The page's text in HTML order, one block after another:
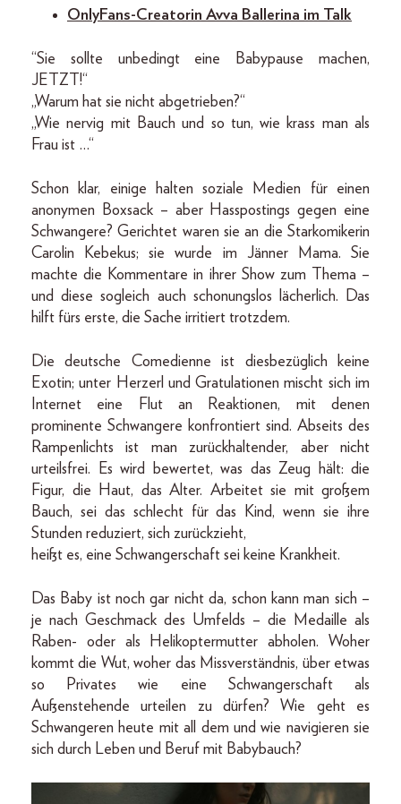
OnlyFans-Creatorin Avva Ballerina im Talk
“Sie sollte unbedingt eine Babypause machen,
JETZT!“
„Warum hat sie nicht abgetrieben?“
„Wie nervig mit Bauch und so tun, wie krass man als
Frau ist …“
Schon klar, einige halten soziale Medien für einen
anonymen Boxsack – aber Hasspostings gegen eine
Schwangere? Gerichtet waren sie an die Starkomikerin
Carolin Kebekus; sie wurde im Jänner Mama. Sie
machte die Kommentare in ihrer Show zum Thema –
und diese sogleich auch schonungslos lächerlich. Das
hilft fürs erste, die Sache irritiert trotzdem.
Die deutsche Comedienne ist diesbezüglich keine
Exotin; unter Herzerl und Gratulationen mischt sich im
Internet eine Flut an Reaktionen, mit denen
prominente Schwangere konfrontiert sind. Abseits des
Rampenlichts ist man zurückhaltender, aber nicht
urteilsfrei. Es wird bewertet, was das Zeug hält: die
Figur, die Haut, das Alter. Arbeitet sie mit großem
Bauch, sei das schlecht für das Kind, wenn sie ihre
Stunden reduziert, sich zurückzieht,
heißt es, eine Schwangerschaft sei keine Krankheit.
Das Baby ist noch gar nicht da, schon kann man sich –
je nach Geschmack des Umfelds – die Medaille als
Raben- oder als Helikoptermutter abholen. Woher
kommt die Wut, woher das Missverständnis, über etwas
so Privates wie eine Schwangerschaft als
Außenstehende urteilen zu dürfen? Wie geht es
Schwangeren heute mit all dem und wie navigieren sie
sich durch Leben und Beruf mit Babybauch?